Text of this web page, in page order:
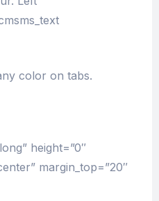
color on tabs.
height=”0″
margin_top=”20″